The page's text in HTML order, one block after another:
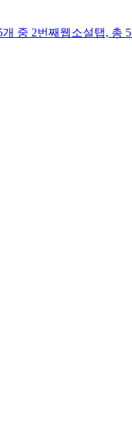
개 중 2번째 웹소설탭, 총